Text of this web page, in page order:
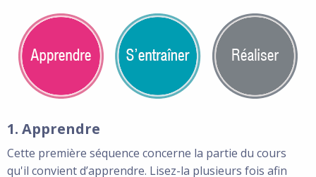
1. Apprendre
Cette première séquence concerne la partie du cours
qu'il convient d’apprendre. Lisez-la plusieurs fois afin